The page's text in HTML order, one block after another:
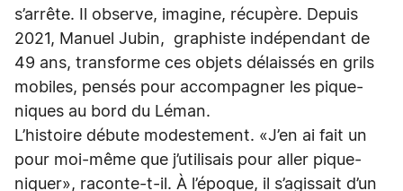
s’arrête. Il observe, imagine, récupère. Depuis
2021, Manuel Jubin, graphiste indépendant de
49 ans, transforme ces objets délaissés en grils
mobiles, pensés pour accompagner les pique-
niques au bord du Léman.
L’histoire débute modestement. «J’en ai fait un
pour moi-même que j’utilisais pour aller pique-
niquer», raconte-t-il. À l’époque, il s’agissait d’un